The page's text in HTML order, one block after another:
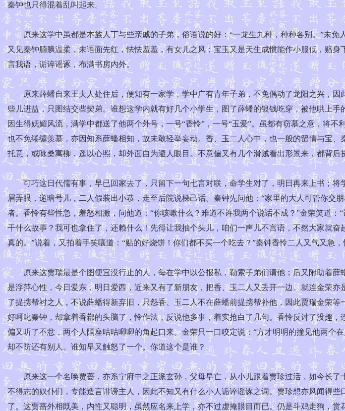
秦钟也只得混着乱叫起来。
原来这学中虽都是本族人丁与些亲戚的子弟，俗语说的好：“一龙生九种，种种各别。”未免
又见秦钟腼腆温柔，未语面先红，怯怯羞羞，有女儿之风；宝玉又是天生成惯能作小服低，赔
言我语，诟谇谣诼，布满书房内外。
原来薛蟠自来王夫人处住后，便知有一家学，学中广有青年子弟，不免偶动了龙阳之兴，因
些儿进益，只图结交些契弟。谁想这学内就有好几个小学生，图了薛蟠的银钱吃穿，被他哄上
因生得妩媚风流，满学中都送了他两个外号，一号“香怜”，一号“玉爱”。虽都有窃慕之意，将
也不免绻缱羡慕，亦因知系薛蟠相知，故未敢轻举妄动。香、玉二人心中，也一般的留情与宝
托意，或咏桑寓柳，遥以心照，却外面自为避人眼目。不意偏又有几个滑贼看出形景来，都背后
可巧这日代儒有事，早已回家去了，只留下一句七言对联，命学生对了，明日再来上书；将
眉弄眼，递暗号儿，二人假装出小恭，走至后院说梯己话。秦钟先问他：“家里的大人可管你交
者。香怜有些性急，羞怒相激，问他道：“你咳嗽什么？难道不许我两个说话不成？”金荣笑道
干什么故事？我可也拿住了，还赖什么！先得让我抽个头儿，咱们一声儿不言语，不然大家就
真的。”说着，又拍着手笑嚷道：“贴的好烧饼！你们都不买一个吃去？”秦钟香怜二人又气又急
原来这贾瑞最是个图便宜没行止的人，每在学中以公报私，勒索子弟们请他；后又附助着薛
是浮萍心性，今日爱东，明日爱西，近来又有了新朋友，把香、玉二人又丢开一边。就连金荣
了提携帮衬之人，不说薛蟠得新弃旧，只怨香、玉二人不在薛蟠前提携帮补他，因此贾瑞金荣
好呵叱秦钟，却拿着香鄀的头脑了，怜作法，反说他多事，着实抢白了几句。香怜反讨了没趣
偏又听了不忿，两个人隔座咕咕唧唧的角起口来。金荣只一口咬定说：“方才明明的撞见他两个
却不防还有别人。谁知早又触怒了一个。你道这个是谁？
原来这一个名唤贾蔷，亦系宁府中之正派玄孙，父母早亡，从小儿跟着贾珍过活，如今长了
不得志的奴仆们，专能造言诽谤主人，因此不知又有什么小人诟谇谣诼之词。贾珍想亦风闻得
了。这贾蔷外相既美，内性又聪明，虽然应名来上学，亦不过虚掩眼目而已。仍是斗鸡走狗，